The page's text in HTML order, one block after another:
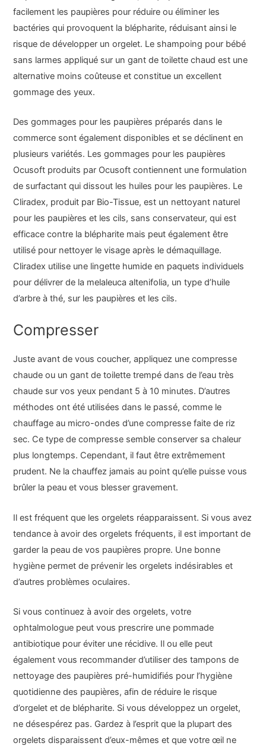
facilement les paupières pour réduire ou éliminer les
bactéries qui provoquent la blépharite, réduisant ainsi le
risque de développer un orgelet. Le shampoing pour bébé
sans larmes appliqué sur un gant de toilette chaud est une
alternative moins coûteuse et constitue un excellent
gommage des yeux.
Des gommages pour les paupières préparés dans le
commerce sont également disponibles et se déclinent en
plusieurs variétés. Les gommages pour les paupières
Ocusoft produits par Ocusoft contiennent une formulation
de surfactant qui dissout les huiles pour les paupières. Le
Cliradex, produit par Bio-Tissue, est un nettoyant naturel
pour les paupières et les cils, sans conservateur, qui est
efficace contre la blépharite mais peut également être
utilisé pour nettoyer le visage après le démaquillage.
Cliradex utilise une lingette humide en paquets individuels
pour délivrer de la melaleuca altenifolia, un type d’huile
d’arbre à thé, sur les paupières et les cils.
Compresser
Juste avant de vous coucher, appliquez une compresse
chaude ou un gant de toilette trempé dans de l’eau très
chaude sur vos yeux pendant 5 à 10 minutes. D’autres
méthodes ont été utilisées dans le passé, comme le
chauffage au micro-ondes d’une compresse faite de riz
sec. Ce type de compresse semble conserver sa chaleur
plus longtemps. Cependant, il faut être extrêmement
prudent. Ne la chauffez jamais au point qu’elle puisse vous
brûler la peau et vous blesser gravement.
Il est fréquent que les orgelets réapparaissent. Si vous avez
tendance à avoir des orgelets fréquents, il est important de
garder la peau de vos paupières propre. Une bonne
hygiène permet de prévenir les orgelets indésirables et
d’autres problèmes oculaires.
Si vous continuez à avoir des orgelets, votre
ophtalmologue peut vous prescrire une pommade
antibiotique pour éviter une récidive. Il ou elle peut
également vous recommander d’utiliser des tampons de
nettoyage des paupières pré-humidifiés pour l’hygiène
quotidienne des paupières, afin de réduire le risque
d’orgelet et de blépharite. Si vous développez un orgelet,
ne désespérez pas. Gardez à l’esprit que la plupart des
orgelets disparaissent d’eux-mêmes et que votre œil ne